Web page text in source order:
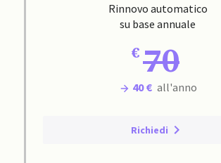
Rinnovo automatico
su base annuale
70
40 € all'anno
Richiedi